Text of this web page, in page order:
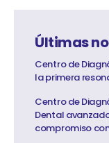
Últimas
Centro de
la primera
Centro de
Dental
compromiso